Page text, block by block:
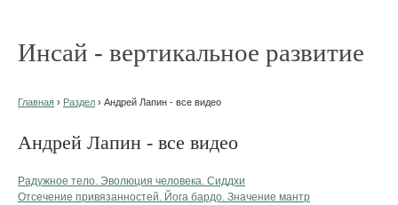
Инсай - вертикальное развитие
Главная › Раздел › Андрей Лапин - все видео
Андрей Лапин - все видео
Радужное тело. Эволюция человека. Сиддхи
Отсечение привязанностей. Йога бардо. Значение мантр